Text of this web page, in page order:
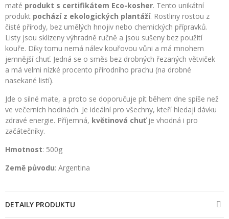
maté produkt s certifikátem Eco-kosher. Tento unikátní
produkt pochází z ekologických plantáží. Rostliny rostou z
čisté přírody, bez umělých hnojiv nebo chemických přípravků.
Listy jsou sklízeny výhradně ručně a jsou sušeny bez použití
kouře. Díky tomu nemá nálev kouřovou vůni a má mnohem
jemnější chuť. Jedná se o směs bez drobných řezaných větviček
a má velmi nízké procento přírodního prachu (na drobné
nasekané listí).
Jde o silné mate, a proto se doporučuje pít během dne spíše než
ve večerních hodinách. Je ideální pro všechny, kteří hledají dávku
zdravé energie. Příjemná, květinová chuťje vhodná i pro
začátečníky.
Hmotnost: 500g
Země původu: Argentina
DETAILY PRODUKTU